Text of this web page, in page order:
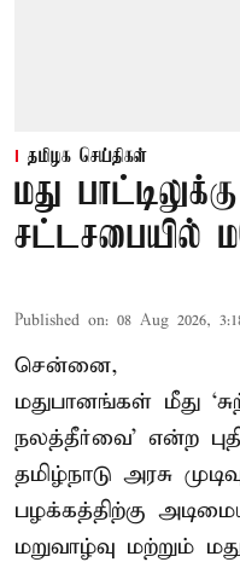
தமிழக செய்திகள்
மது
சட்டசபையில்
Published on: 08 Aug 2026,
சென்னை,
மதுபானங்கள் மீது
நலத்தீர்வை’ என்ற
தமிழ்நாடு அரசு
பழக்கத்திற்கு
மறுவாழ்வு மற்றும்